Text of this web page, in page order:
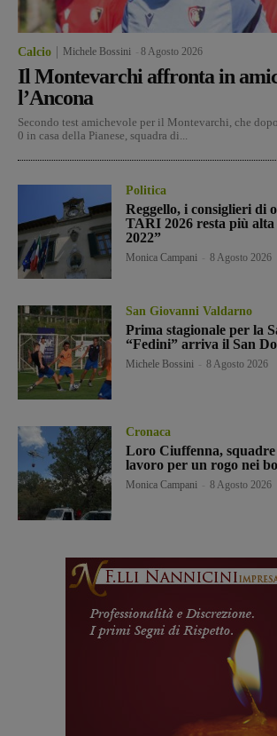
Calcio Michele Bossini 8 Agosto 2026
Il Montevarchi affronta in
l’Ancona
Secondo test amichevole per il Montevarchi, che
0 in casa della Pianese, squadra di...
Politica
Reggello, i consiglieri di
TARI 2026 resta più
2022”
Monica Campani 8 Agosto 2026
San Giovanni Valdarno
Prima stagionale per la
“Fedini” arriva il San
Michele Bossini 8 Agosto 2026
Cronaca
Loro Ciuffenna,
lavoro per un rogo nei
Monica Campani 8 Agosto 2026